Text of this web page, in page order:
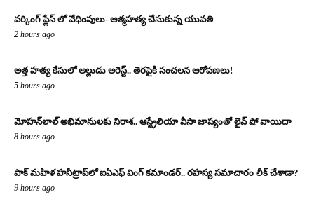
వర్కింగ్ ప్లేస్ లో వేధింపులు- ఆత్మహత్య చేసుకున్న యువతి
2 hours ago
అత్త హత్య కేసులో అల్లుడు అరెస్ట్.. తెరపైకి సంచలన ఆరోపణలు!
5 hours ago
మోహన్‌లాల్ అభిమానులకు నిరాశ.. ఆస్ట్రేలియా వీసా జాప్యంతో లైవ్ షో వాయిదా
8 hours ago
పాక్ మహిళ హనీట్రాప్‌లో ఐఏఎఫ్ వింగ్ కమాండర్.. రహస్య సమాచారం లీక్ చేశాడా?
9 hours ago